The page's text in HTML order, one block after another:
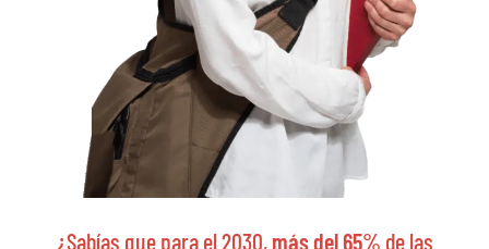
¿Sabías que para el 2030,más del 65% de las